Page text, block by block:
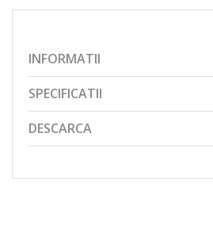
INFORMATII
SPECIFICATII
DESCARCA